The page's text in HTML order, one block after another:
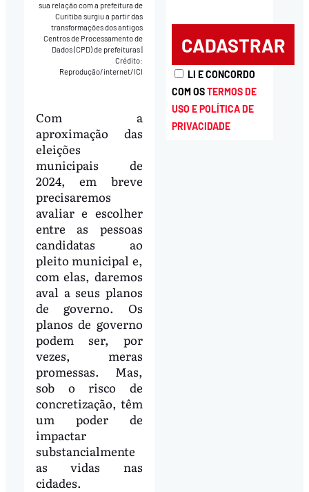
sua relação com a prefeitura de
Curitiba surgiu a partir das
transformações dos antigos
Centros de Processamento de
Dados (CPD) de prefeituras
Crédito:
Reprodução/internet/ICI
Com a
aproximação das
eleições
municipais de
2024, em breve
precisaremos
avaliar e escolher
entre as pessoas
candidatas ao
pleito municipal e,
com elas, daremos
aval a seus planos
de governo. Os
planos de governo
podem ser, por
vezes, meras
promessas. Mas,
sob o risco de
concretização, têm
um poder de
impactar
substancialmente
as vidas nas
cidades.
LI E CONCORDO
COM OSTERMOS DE
USO E POLÍTICA DE
PRIVACIDADE